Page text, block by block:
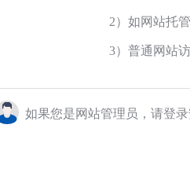
2）如网站托
3）普通网站
如果您是网站管理员，请登